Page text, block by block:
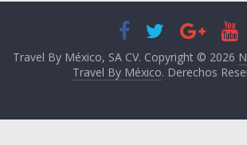
Travel By México, SA CV. Copyright © 2026
Travel By México. Derechos